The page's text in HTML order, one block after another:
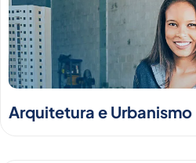
Arquitetura e Urbanismo